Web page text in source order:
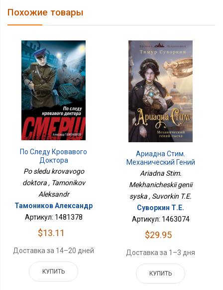
Похожие товары
По Следу Кровавого
Доктора
Po sledu krovavogo
doktora , Tamonikov
Aleksandr
Тамоников Александр
Артикул: 1481378
$13.11
Доставка за 14–20 дней
КУПИТЬ
Ариадна Стим.
Механический Гений
Сыска
Ariadna Stim.
Mekhanicheskii genii
syska , Suvorkin T.E.
Суворкин Т.Е.
Артикул: 1463074
$29.95
Доставка за 1–3 дня
КУПИТЬ